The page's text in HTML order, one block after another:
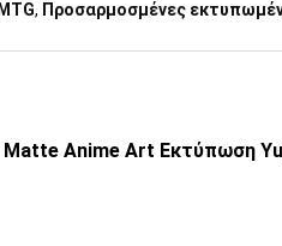
, Προσαρμοσμένες
Anime Art Εκτύπωση